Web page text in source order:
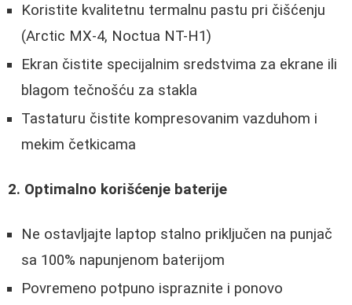
Koristite kvalitetnu termalnu pastu pri čišćenju
(Arctic MX-4, Noctua NT-H1)
Ekran čistite specijalnim sredstvima za ekrane ili
blagom tečnošću za stakla
Tastaturu čistite kompresovanim vazduhom i
mekim četkicama
2. Optimalno korišćenje baterije
Ne ostavljajte laptop stalno priključen na punjač
sa 100% napunjenom baterijom
Povremeno potpuno ispraznite i ponovo